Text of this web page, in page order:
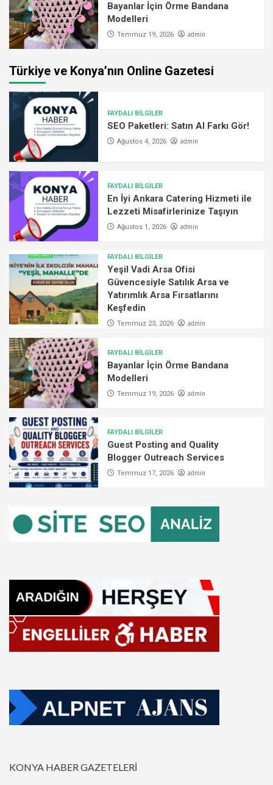
Bayanlar İçin Örme Bandana
Modelleri
Temmuz 19, 2026 admin
Türkiye ve Konya’nın Online Gazetesi
FAYDALI BİLGİLER
SEO Paketleri: Satın Al Farkı Gör!
Ağustos 4, 2026 admin
FAYDALI BİLGİLER
En İyi Ankara Catering Hizmeti ile
Lezzeti Misafirlerinize Taşıyın
Ağustos 1, 2026 admin
FAYDALI BİLGİLER
Yeşil Vadi Arsa Ofisi
Güvencesiyle Satılık Arsa ve
Yatırımlık Arsa Fırsatlarını
Keşfedin
Temmuz 23, 2026 admin
FAYDALI BİLGİLER
Bayanlar İçin Örme Bandana
Modelleri
Temmuz 19, 2026 admin
FAYDALI BİLGİLER
Guest Posting and Quality
Blogger Outreach Services
Temmuz 17, 2026 admin
KONYA HABER GAZETELERİ